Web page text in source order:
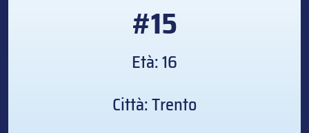
#15
Età: 16
Città: Trento